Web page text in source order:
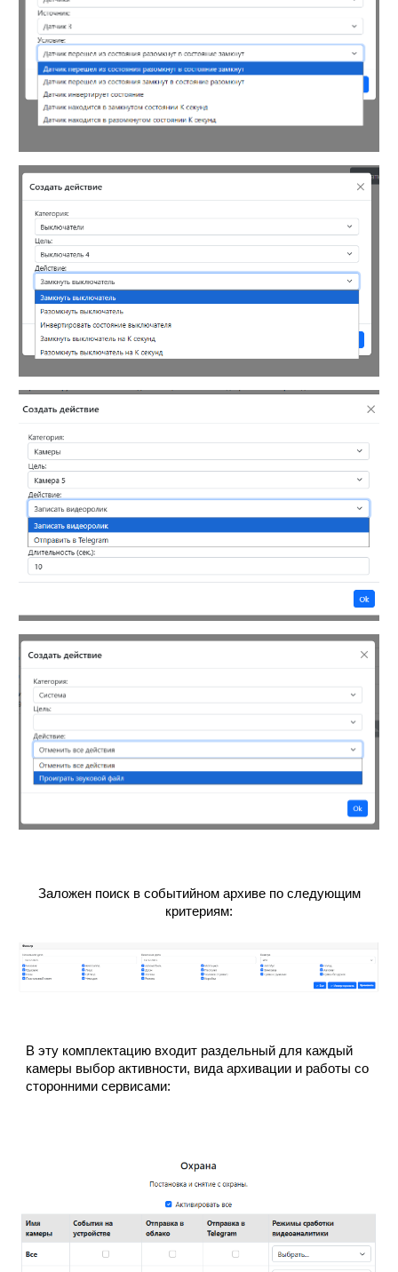
Заложен поиск в событийном архиве по следующим
критериям:
В эту комплектацию входит раздельный для каждый
камеры выбор активности, вида архивации и работы со
сторонними сервисами: